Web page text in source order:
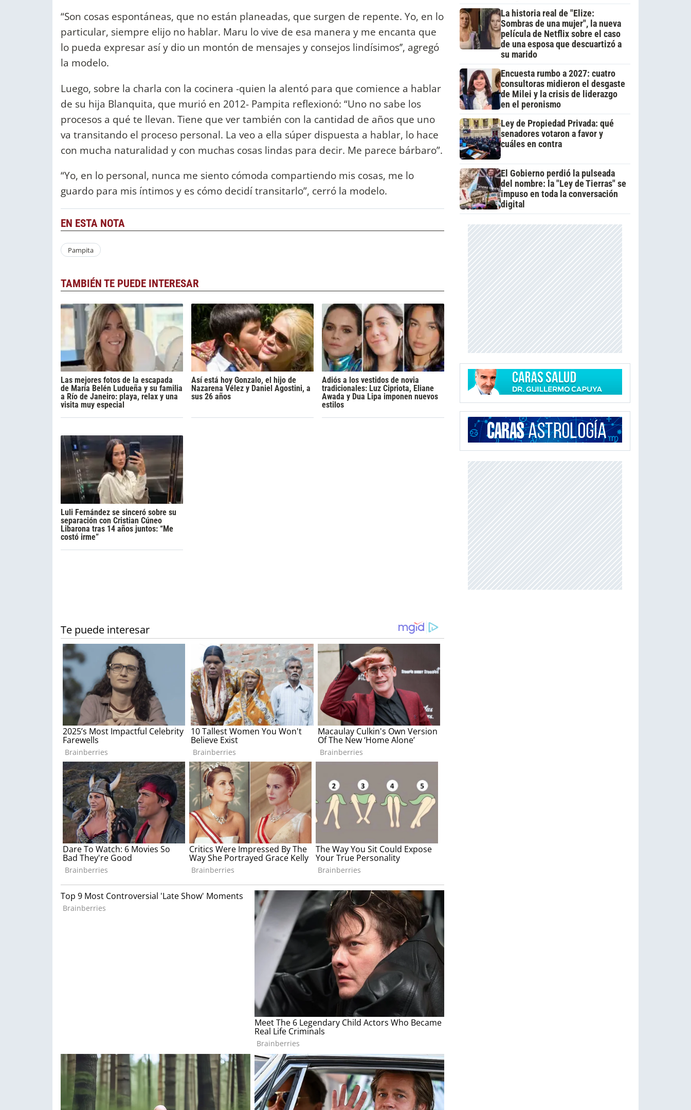
“Son cosas espontáneas, que no están planeadas, que surgen de repente. Yo, en lo
particular, siempre elijo no hablar. Maru lo vive de esa manera y me encanta que
lo pueda expresar así y dio un montón de mensajes y consejos lindísimos’’, agregó
la modelo.
Luego, sobre la charla con la cocinera -quien la alentó para que comience a hablar
de su hija Blanquita, que murió en 2012- Pampita reflexionó: “Uno no sabe los
procesos a qué te llevan. Tiene que ver también con la cantidad de años que uno
va transitando el proceso personal. La veo a ella súper dispuesta a hablar, lo hace
con mucha naturalidad y con muchas cosas lindas para decir. Me parece bárbaro”.
“Yo, en lo personal, nunca me siento cómoda compartiendo mis cosas, me lo
guardo para mis íntimos y es cómo decidí transitarlo”, cerró la modelo.
EN ESTA NOTA
Pampita
TAMBIÉN TE PUEDE INTERESAR
Las mejores fotos de la escapada
de María Belén Ludueña y su familia
a Río de Janeiro: playa, relax y una
visita muy especial
Así está hoy Gonzalo, el hijo de
Nazarena Vélez y Daniel Agostini, a
sus 26 años
Adiós a los vestidos de novia
tradicionales: Luz Cipriota, Eliane
Awada y Dua Lipa imponen nuevos
estilos
Luli Fernández se sinceró sobre su
separación con Cristian Cúneo
Libarona tras 14 años juntos: “Me
costó irme”
La historia real de "Elize:
Sombras de una mujer", la nueva
película de Netflix sobre el caso
de una esposa que descuartizó a
su marido
Encuesta rumbo a 2027: cuatro
consultoras midieron el desgaste
de Milei y la crisis de liderazgo
en el peronismo
Ley de Propiedad Privada: qué
senadores votaron a favor y
cuáles en contra
El Gobierno perdió la pulseada
del nombre: la "Ley de Tierras" se
impuso en toda la conversación
digital